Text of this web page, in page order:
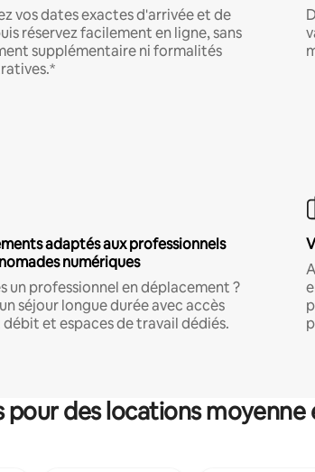
vos dates exactes d'arrivée et de
réservez facilement en ligne, sans
supplémentaire ni formalités
adaptés aux professionnels
numériques
un professionnel en déplacement ?
séjour longue durée avec accès
et espaces de travail dédiés.
pour des locations